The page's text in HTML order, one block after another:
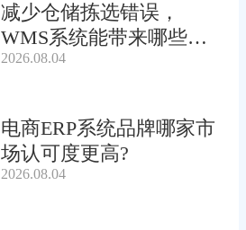
减少仓储拣选错误，
WMS系统能带来哪些连
锁收益?
2026.08.04
电商ERP系统品牌哪家市
场认可度更高?
2026.08.04